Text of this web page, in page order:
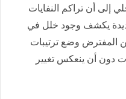
إلى أن تراكم النفايات
يكشف وجود خلل في
من المفترض وضع ترتيبات
دون أن ينعكس تغيير